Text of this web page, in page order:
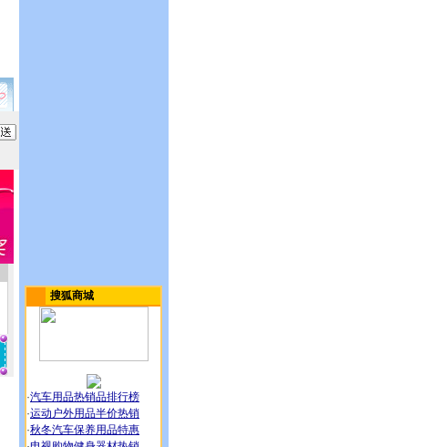
搜狐商城
·汽车用品热销品排行榜
·运动户外用品半价热销
·秋冬汽车保养用品特惠